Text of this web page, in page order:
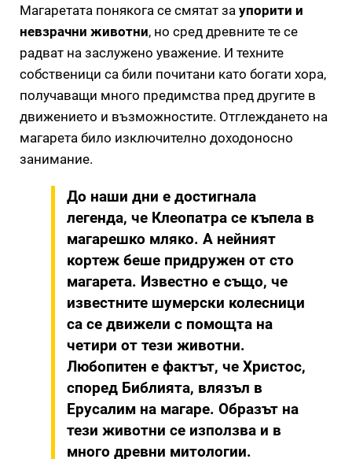
Магаретата понякога се смятат за упорити и
невзрачни животни, но сред древните те се
радват на заслужено уважение. И техните
собственици са били почитани като богати хора,
получаващи много предимства пред другите в
движението и възможностите. Отглеждането на
магарета било изключително доходоносно
занимание.
До наши дни е достигнала
легенда, че Клеопатра се къпела в
магарешко мляко. А нейният
кортеж беше придружен от сто
магарета. Известно е също, че
известните шумерски колесници
са се движели с помощта на
четири от тези животни.
Любопитен е фактът, че Христос,
според Библията, влязъл в
Ерусалим на магаре. Образът на
тези животни се използва и в
много древни митологии.